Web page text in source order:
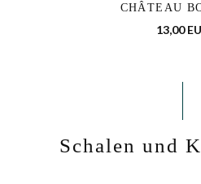
CHÂTEAU
13,00
Schalen und